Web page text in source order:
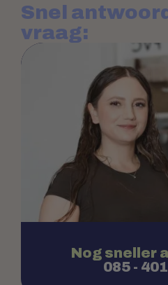
Snel
vraag:
Nog sneller
085 -